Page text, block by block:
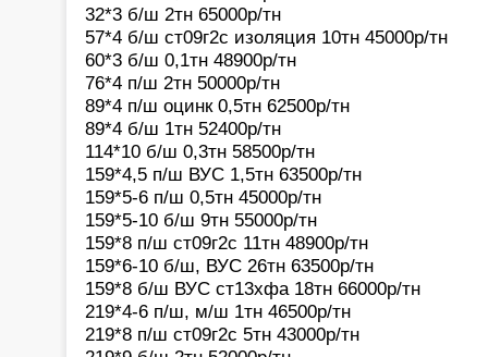
32*3 б/ш 2тн 65000р/тн
57*4 б/ш ст09г2с изоляция 10тн 45000р/тн
60*3 б/ш 0,1тн 48900р/тн
76*4 п/ш 2тн 50000р/тн
89*4 п/ш оцинк 0,5тн 62500р/тн
89*4 б/ш 1тн 52400р/тн
114*10 б/ш 0,3тн 58500р/тн
159*4,5 п/ш ВУС 1,5тн 63500р/тн
159*5-6 п/ш 0,5тн 45000р/тн
159*5-10 б/ш 9тн 55000р/тн
159*8 п/ш ст09г2с 11тн 48900р/тн
159*6-10 б/ш, ВУС 26тн 63500р/тн
159*8 б/ш ВУС ст13хфа 18тн 66000р/тн
219*4-6 п/ш, м/ш 1тн 46500р/тн
219*8 п/ш ст09г2с 5тн 43000р/тн